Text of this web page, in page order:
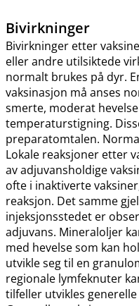
Bivirkninger
Bivirkninger etter
eller andre utilsiktede
normalt brukes på dyr.
vaksinasjon må anses
smerte, moderat
temperaturstigning.
preparatomtalen.
Lokale reaksjoner etter
av adjuvansholdige
ofte i inaktiverte
reaksjon. Det samme
injeksjonsstedet er
adjuvans. Mineraloljer
med hevelse som kan
utvikle seg til en
regionale lymfeknuter
tilfeller utvikles